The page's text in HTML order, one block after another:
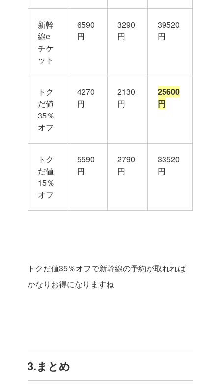
新幹
線e
チケ
ット
6590
円
3290
円
39520
円
トク
だ値
35％
オフ
4270
円
2130
円
25600
円
トク
だ値
15％
オフ
5590
円
2790
円
33520
円
トクだ値35％オフで新幹線の予約が取れれば
かなりお得になりますね
3.まとめ